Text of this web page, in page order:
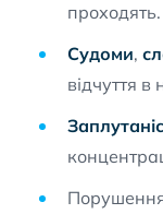
проходять.
Судоми,
відчуття в